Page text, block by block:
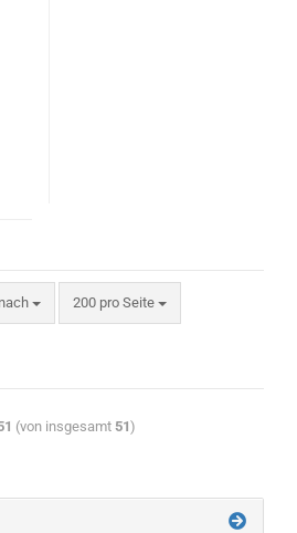
200 pro Seite
(von insgesamt 51)